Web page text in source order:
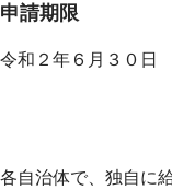
申請期限
令和２年６月３０日
各自治体で、独自に